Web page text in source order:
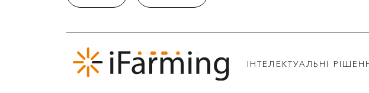
IНТЕЛЕКТУАЛЬНІ